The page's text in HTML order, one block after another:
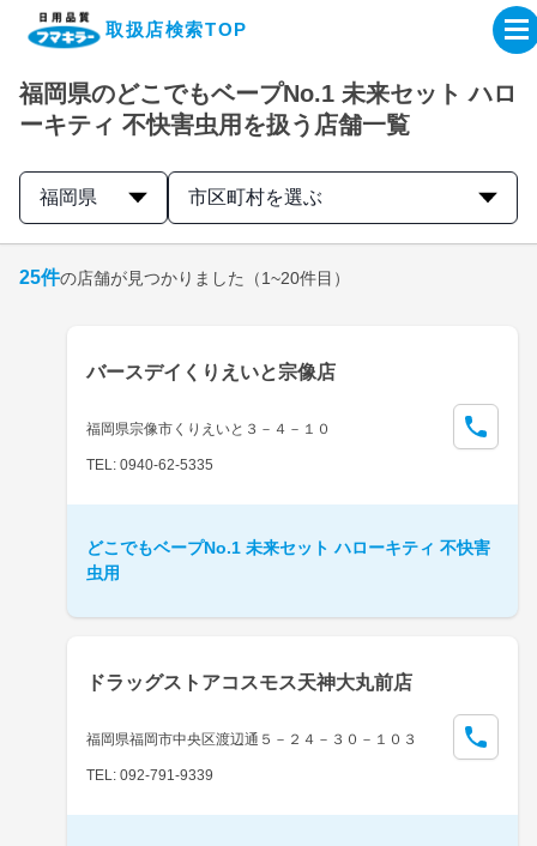
取扱店検索TOP
企業・IR情報サイト
製品情報サイト
取扱店検索はこちら
福岡県のどこでもベープNo.1 未来セット ハロ
ーキティ 不快害虫用を扱う店舗一覧
福岡県 市区町村を選ぶ
25件の店舗が見つかりました （1~20件目）
バースデイくりえいと宗像店
福岡県宗像市くりえいと３－４－１０
TEL: 0940-62-5335
どこでもベープNo.1 未来セット ハローキティ 不快害
虫用
ドラッグストアコスモス天神大丸前店
福岡県福岡市中央区渡辺通５－２４－３０－１０３
TEL: 092-791-9339